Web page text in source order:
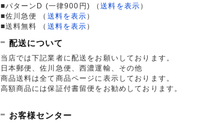
■パターンD (一律900円)
（送料を表示 ）
■佐川急便
（ 送料を表示 ）
■送料無料
（ 送料を表示 ）
配送について
当店では下記業者に配送をお願いしております。
日本郵便、佐川急便、西濃運輸、その他
商品送料は全て商品ページに表示しております。
高額商品には保証付書留便をお勧めしております。
お客様センター